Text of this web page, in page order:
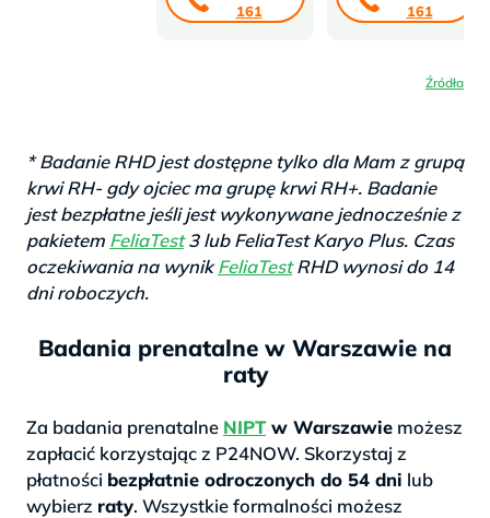
161
161
Źródła
* Badanie RHD jest dostępne tylko dla Mam z grupą
krwi RH- gdy ojciec ma grupę krwi RH+. Badanie
jest bezpłatne jeśli jest wykonywane jednocześnie z
pakietem FeliaTest3 lub FeliaTest Karyo Plus. Czas
oczekiwania na wynikFeliaTestRHD wynosi do 14
dni roboczych.
Badania prenatalne w Warszawie na
raty
Za badania prenatalne NIPTw Warszawie możesz
zapłacić korzystając z P24NOW. Skorzystaj z
płatności bezpłatnie odroczonych do 54 dni lub
wybierz raty. Wszystkie formalności możesz